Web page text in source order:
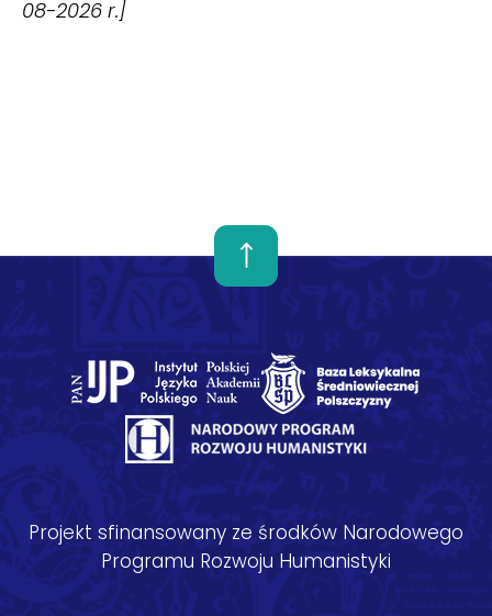
08-2026 r.]
Projekt sfinansowany ze środków Narodowego
Programu Rozwoju Humanistyki